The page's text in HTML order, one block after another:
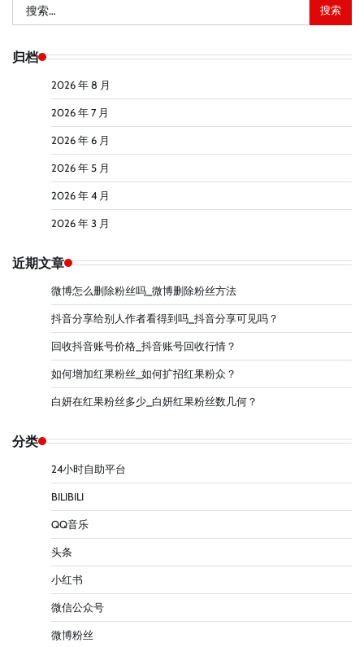
索：
归档
2026 年 8 月
2026 年 7 月
2026 年 6 月
2026 年 5 月
2026 年 4 月
2026 年 3 月
近期文章
微博怎么删除粉丝吗_微博删除粉丝方法
抖音分享给别人作者看得到吗_抖音分享可见吗？
回收抖音账号价格_抖音账号回收行情？
如何增加红果粉丝_如何扩招红果粉众？
白妍在红果粉丝多少_白妍红果粉丝数几何？
分类
24小时自助平台
BILIBILI
QQ音乐
头条
小红书
微信公众号
微博粉丝